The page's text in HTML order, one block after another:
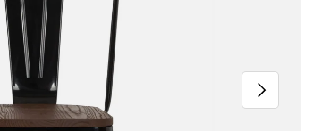
Nächste